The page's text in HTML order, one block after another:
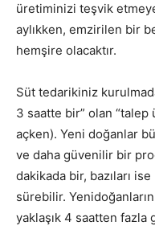
üretiminizi teşvik
aylıkken, emzirilen bir
hemşire olacaktır.
Süt tedarikiniz
3 saatte bir” olan “talep
açken). Yeni doğanlar
ve daha güvenilir bir
dakikada bir, bazıları
sürebilir.
yaklaşık 4 saatten fazla